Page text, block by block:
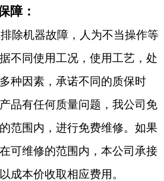
障：
除机器故障，人为不当操作等
不同使用工况，使用工艺，处
种因素，承诺不同的质保时
品有任何质量问题，我公司免
范围内，进行免费维修。如果
可维修的范围内，本公司承接
成本价收取相应费用。